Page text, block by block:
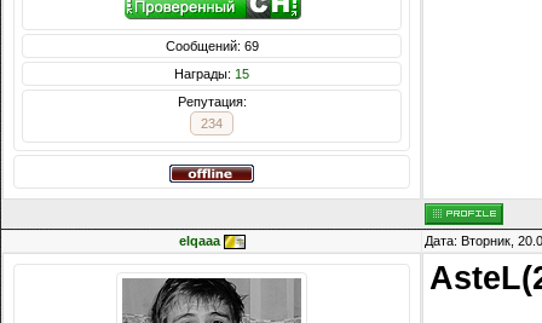
Сообщений: 69
Награды: 15
Репутация:
234
elqaaa Дата: Вторник,